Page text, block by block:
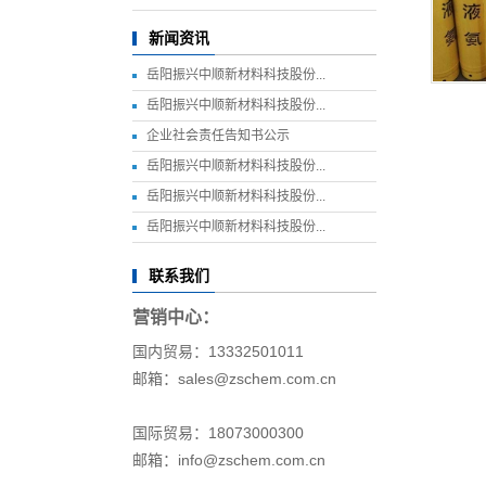
新闻资讯
岳阳振兴中顺新材料科技股份...
岳阳振兴中顺新材料科技股份...
企业社会责任告知书公示
岳阳振兴中顺新材料科技股份...
岳阳振兴中顺新材料科技股份...
岳阳振兴中顺新材料科技股份...
联系我们
营销中心：
国内贸易：13332501011
邮箱：sales@zschem.com.cn
国际贸易：18073000300
邮箱：info@zschem.com.cn